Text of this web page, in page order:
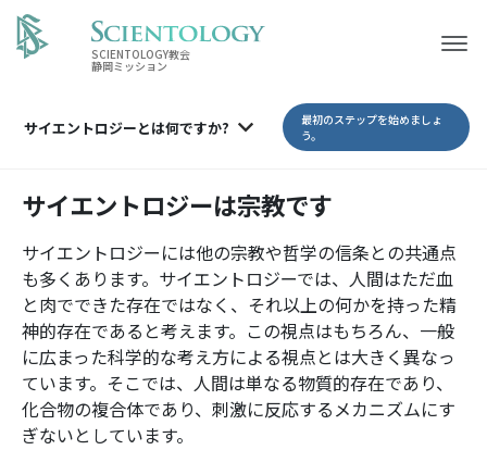
SCIENTOLOGY教会
静岡ミッション
サイエントロジーとは何ですか?
最初のステップを始めましょ
う。
サイエントロジーは宗教です
サイエントロジーには他の宗教や哲学の信条との共通点
も多くあります。サイエントロジーでは、人間はただ血
と肉でできた存在ではなく、それ以上の何かを持った精
神的存在であると考えます。この視点はもちろん、一般
に広まった科学的な考え方による視点とは大きく異なっ
ています。そこでは、人間は単なる物質的存在であり、
化合物の複合体であり、刺激に反応するメカニズムにす
ぎないとしています。